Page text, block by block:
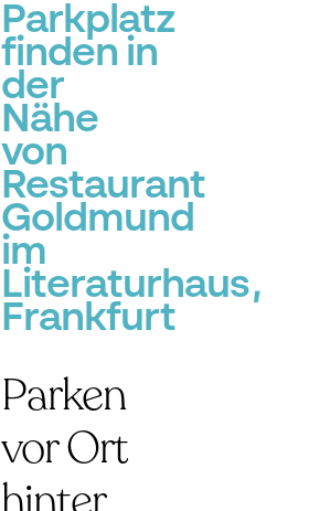
Parkplatz
finden in
der
Nähe
von
Restaurant
Goldmund
im
Literaturhaus,
Frankfurt
Parken
vor Ort